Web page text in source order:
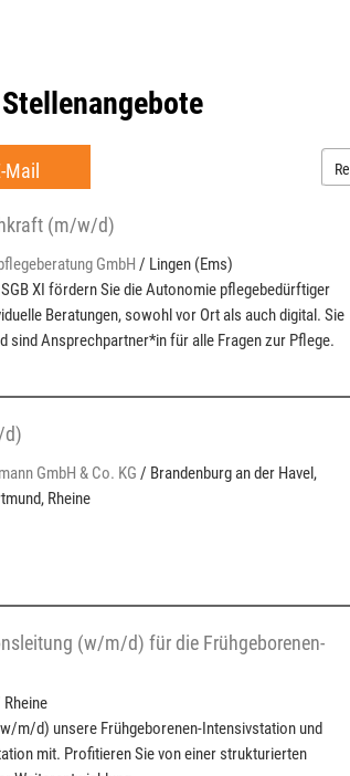
(m/w/d)
GmbH / Lingen (Ems)
XI fördern Sie die Autonomie pflegebedürftiger
Beratungen, sowohl vor Ort als auch digital. Sie
sind Ansprechpartner*in für alle Fragen zur Pflege.
d)
GmbH & Co. KG / Brandenburg an der Havel,
Rheine
(w/m/d) für die Frühgeborenen-
m/d) unsere Frühgeborenen-Intensivstation und
mit. Profitieren Sie von einer strukturierten